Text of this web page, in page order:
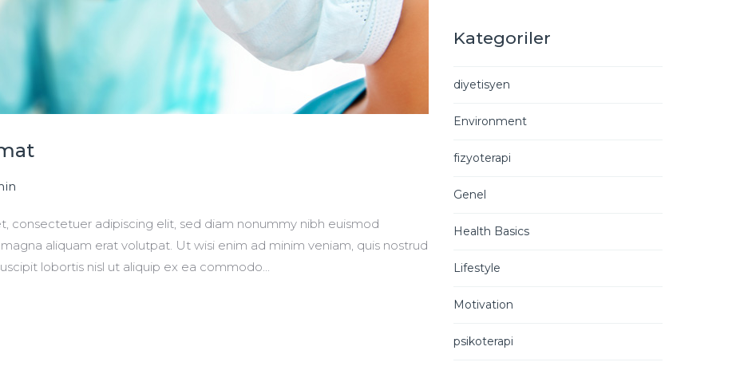
consectetuer adipiscing elit, sed diam nonummy nibh euismod
aliquam erat volutpat. Ut wisi enim ad minim veniam, quis nostrud
lobortis nisl ut aliquip ex ea commodo...
Kategoriler
diyetisyen
Environment
fizyoterapi
Genel
Health Basics
Lifestyle
Motivation
psikoterapi